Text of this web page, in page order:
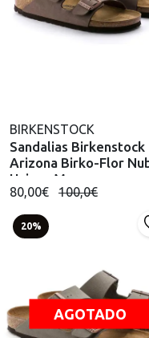
BIRKENSTOCK
Sandalias Birkenstock
Arizona Birko-Flor
Unisex Mocca
80,00€ 100,0€
20%
AGOTADO